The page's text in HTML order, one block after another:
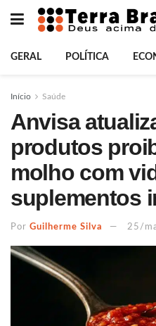
GERAL POLÍTICA
Início Saúde
Anvisa
produtos
molho com
suplementos
Por Guilherme Silva 25/